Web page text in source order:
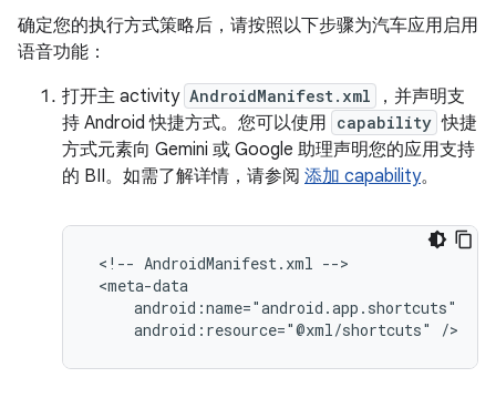
确定您的执行方式策略后，请按照以下步骤为汽车应用启用
语音功能：
打开主 activity AndroidManifest.xml
，并声明支
持 Android 快捷方式。您可以使用 capability 快捷
方式元素向 Gemini 或 Google 助理声明您的应用支持
的 BII。如需了解详情，请参阅 添加 capability。
<!-- AndroidManifest.xml
android:resource="@xml/shortcuts"